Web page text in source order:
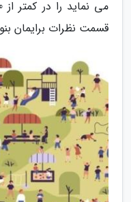
قسمت نظرات برایمان